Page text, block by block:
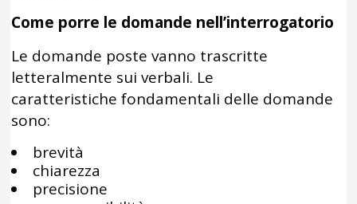
Come porre le domande nell’interrogatorio
Le domande poste vanno trascritte
letteralmente sui verbali. Le
caratteristiche fondamentali delle domande
sono:
brevità
chiarezza
precisione